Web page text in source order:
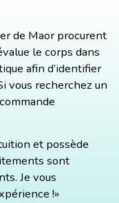
de Maor procurent
le corps dans
afin d’identifier
vous recherchez un
et possède
sont
Je vous
!»